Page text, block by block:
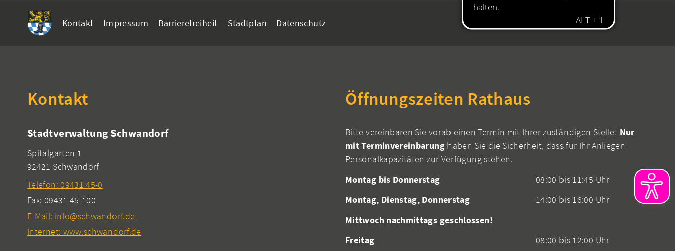
Kontakt Impressum Barrierefreiheit Stadtplan Datenschutz
Kontakt
Stadtverwaltung Schwandorf
Spitalgarten 1
92421 Schwandorf
Telefon: 09431 45-0
Fax: 09431 45-100
E-Mail: info@schwandorf.de
Internet: www.schwandorf.de
Öffnungszeiten Rathaus
Bitte vereinbaren Sie vorab einen Termin mit Ihrer zuständigen Stelle! Nur
mit Terminvereinbarunghaben Sie die Sicherheit, dass für Ihr Anliegen
Personalkapazitäten zur Verfügung stehen.
Montag bis Donnerstag
Montag, Dienstag, Donnerstag
Mittwoch nachmittags geschlossen!
08:00 bis 11:45 Uhr
14:00 bis 16:00 Uhr
Freitag
08:00 bis 12:00 Uhr